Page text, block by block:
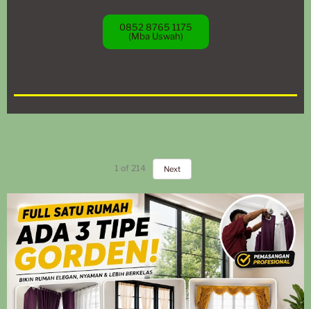
0852 8765 1175
(Mba Uswah)
1 of 214 Next